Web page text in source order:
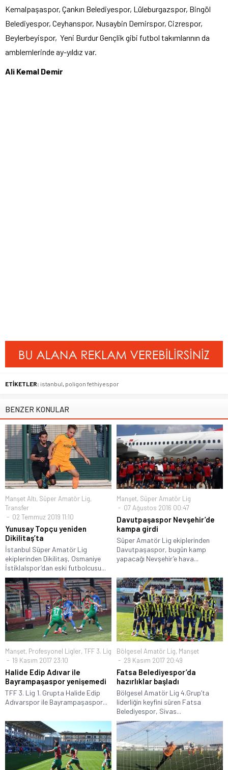
Kemalpaşaspor, Çankırı Belediyespor, Lüleburgazspor, Bingöl
Belediyespor, Ceyhanspor, Nusaybin Demirspor, Cizrespor,
Beylerbeyispor, Yeni Burdur Gençlik gibi futbol takımlarının da
amblemlerinde ay-yıldız var.
Ali Kemal Demir
ETİKETLER: istanbul, poligon fethiyespor
BENZER KONULAR
Manşet Altı, Süper Amatör Lig,
Transfer
02 Temmuz 2019 11:10
Yunusay Topçu yeniden
Dikilitaş’ta
İstanbul Süper Amatör Lig
ekiplerinden Dikilitaş, Osmaniye
İstiklalspor’dan eski futbolcusu...
Manşet, Süper Amatör Lig
07 Ağustos 2016 00:47
Davutpaşaspor Nevşehir’de
kampa girdi
Süper Amatör Lig ekiplerinden
Davutpaşaspor, bugün kamp
yapacağı Nevşehir’e hava...
Manşet, Profesyonel Ligler, TFF 3. Lig
19 Kasım 2017 23:10
Halide Edip Adıvar ile
Bayrampaşaspor yenişemedi
TFF 3. Lig 1. Grupta Halide Edip
Adıvarspor ile Bayrampaşaspor...
Bölgesel Amatör Lig, Manşet
29 Kasım 2017 20:49
Fatsa Belediyespor’da
hazırlıklar başladı
Bölgesel Amatör Lig 4.Grup’ta
liderliğin keyfini süren Fatsa
Belediyespor, Sivas...